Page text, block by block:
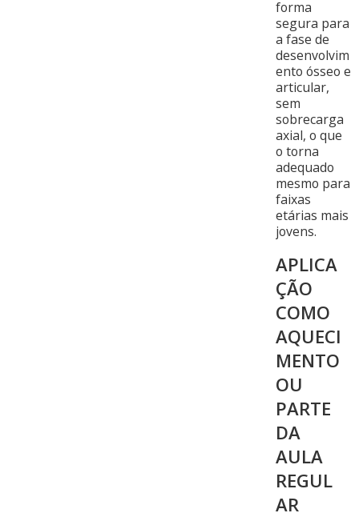
forma
segura para
a fase de
desenvolvim
ento ósseo e
articular,
sem
sobrecarga
axial, o que
o torna
adequado
mesmo para
faixas
etárias mais
jovens.
APLICA
ÇÃO
COMO
AQUECI
MENTO
OU
PARTE
DA
AULA
REGUL
AR